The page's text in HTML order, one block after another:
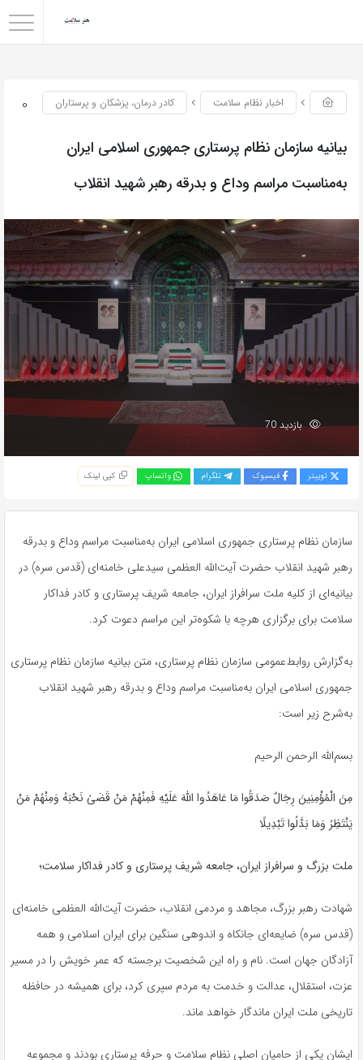
0 اخبار نظام سلامت کادر درمان، پزشکان و پرستاران
بیانیه سازمان نظام پرستاری جمهوری اسلامی ایران
به‌مناسبت مراسم وداع و بدرقه رهبر شهید انقلاب
بازدید 70
توییتر فیسبوک تلگرام واتساپ کپی لینک
سازمان نظام پرستاری جمهوری اسلامی ایران به‌مناسبت مراسم وداع و بدرقه
رهبر شهید انقلاب حضرت آیت‌الله‌ العظمی سیدعلی خامنه‌ای (قدس سره) در
بیانیه‌ای از کلیه ملت سرافراز ایران، جامعه شریف پرستاری و کادر فداکار
سلامت برای برگزاری هرچه با شکوه‌تر این مراسم دعوت کرد.
به‌گزارش روابط‌عمومی سازمان نظام پرستاری، متن بیانیه سازمان نظام پرستاری
جمهوری اسلامی ایران به‌مناسبت مراسم وداع و بدرقه رهبر شهید انقلاب
به‌شرح زیر است:
بسم‌الله الرحمن الرحیم
مِنَ الْمُؤْمِنِينَ رِجَالٌ صَدَقُوا مَا عَاهَدُوا اللَّهَ عَلَيْهِ فَمِنْهُمْ مَنْ قَضَىٰ نَحْبَهُ وَمِنْهُمْ مَنْ
يَنْتَظِرُ وَمَا بَدَّلُوا تَبْدِيلًا
ملت بزرگ و سرافراز ایران، جامعه شریف پرستاری و کادر فداکار سلامت؛
شهادت رهبر بزرگ، مجاهد و مردمی انقلاب، حضرت آیت‌الله العظمی خامنه‌ای
(قدس سره) ضایعه‌ای جانکاه و اندوهی سنگین برای ایران اسلامی و همه
آزادگان جهان است. نام و راه این شخصیت برجسته که عمر خویش را در مسیر
عزت، استقلال، عدالت و خدمت به مردم سپری کرد، برای همیشه در حافظه
تاریخی ملت ایران ماندگار خواهد ماند.
ایشان یکی از حامیان اصلی نظام سلامت و حرفه پرستاری بودند و مجموعه